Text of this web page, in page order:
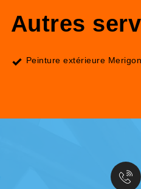
Autres
Peinture extérieure